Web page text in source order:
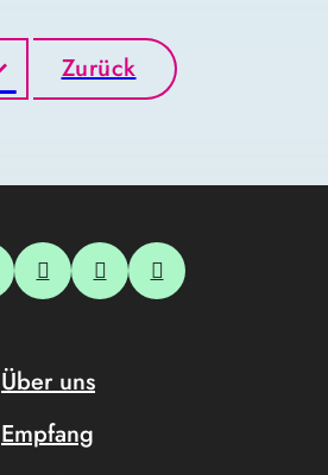
Zurück
Über uns
Empfang